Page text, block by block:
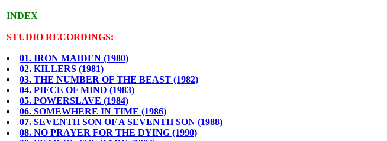
INDEX
STUDIO RECORDINGS:
01. IRON MAIDEN (1980)
02. KILLERS (1981)
03. THE NUMBER OF THE BEAST (1982)
04. PIECE OF MIND (1983)
05. POWERSLAVE (1984)
06. SOMEWHERE IN TIME (1986)
07. SEVENTH SON OF A SEVENTH SON (1988)
08. NO PRAYER FOR THE DYING (1990)